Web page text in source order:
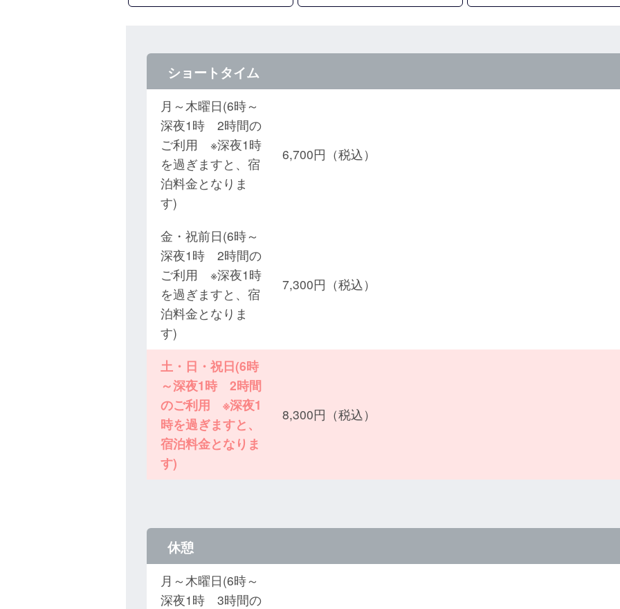
ショートタイム
月～木曜日(6時～
深夜1時 2時間の
ご利用 ※深夜1時
を過ぎますと、宿
泊料金となりま
す)
6,700円（税込）
金・祝前日(6時～
深夜1時 2時間の
ご利用 ※深夜1時
を過ぎますと、宿
泊料金となりま
す)
7,300円（税込）
土・日・祝日(6時
～深夜1時 2時間
のご利用 ※深夜1
時を過ぎますと、
宿泊料金となりま
す)
8,300円（税込）
休憩
月～木曜日(6時～
深夜1時 3時間の